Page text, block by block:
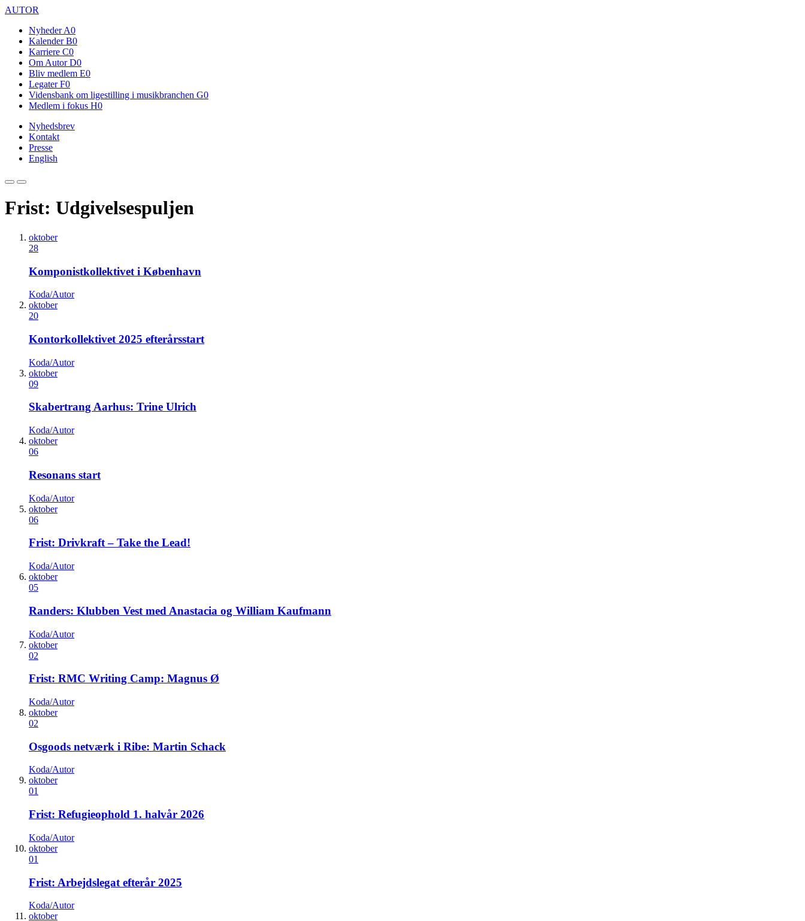
AUTOR
Nyheder A0
Kalender B0
Karriere C0
Om Autor D0
Bliv medlem E0
Legater F0
Vidensbank om ligestilling i musikbranchen G0
Medlem i fokus H0
Nyhedsbrev
Kontakt
Presse
English
Frist: Udgivelsespuljen
oktober
28
Komponistkollektivet i København
Koda/Autor
oktober
20
Kontorkollektivet 2025 efterårsstart
Koda/Autor
oktober
09
Skabertrang Aarhus: Trine Ulrich
Koda/Autor
oktober
06
Resonans start
Koda/Autor
oktober
06
Frist: Drivkraft – Take the Lead!
Koda/Autor
oktober
05
Randers: Klubben Vest med Anastacia og William Kaufmann
Koda/Autor
oktober
02
Frist: RMC Writing Camp: Magnus Ø
Koda/Autor
oktober
02
Osgoods netværk i Ribe: Martin Schack
Koda/Autor
oktober
01
Frist: Refugieophold 1. halvår 2026
Koda/Autor
oktober
01
Frist: Arbejdslegat efterår 2025
Koda/Autor
oktober